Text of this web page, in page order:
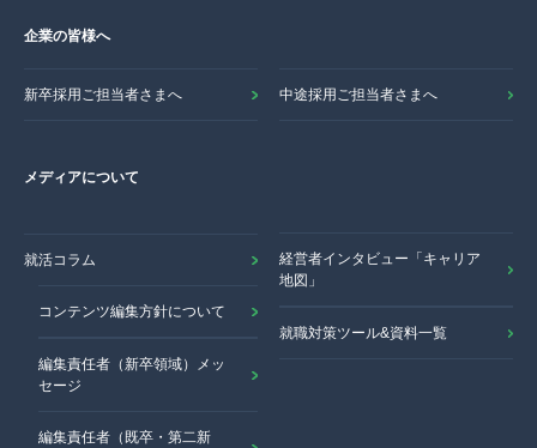
企業の皆様へ
新卒採用ご担当者さまへ 中途採用ご担当者さまへ
メディアについて
就活コラム
コンテンツ編集方針について
編集責任者（新卒領域）メッ
セージ
編集責任者（既卒・第二新
経営者インタビュー「キャリア
地図」
就職対策ツール&資料一覧